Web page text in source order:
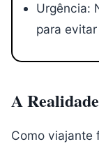
Urgência:
para
A
Como viajante